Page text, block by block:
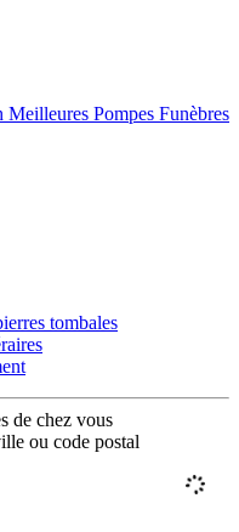
Pompes Funèbres
tombales
de chez vous
ou code postal